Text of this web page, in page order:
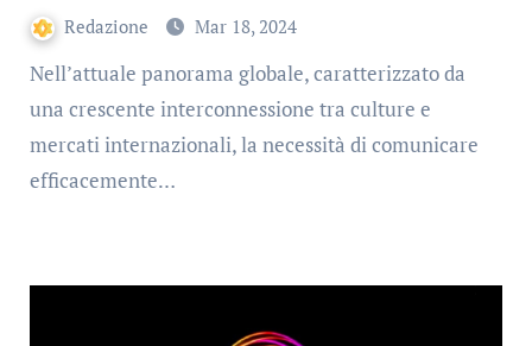
Redazione Mar 18, 2024
Nell’attuale panorama globale, caratterizzato da
una crescente interconnessione tra culture e
mercati internazionali, la necessità di comunicare
efficacemente…